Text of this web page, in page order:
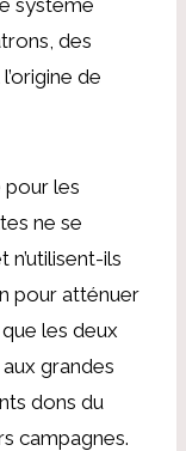
des
de
pour les
ne se
ils
pour atténuer
les deux
grandes
dons du
campagnes.